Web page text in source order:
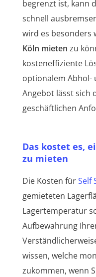
begrenzt ist, kann
schnell ausbremsen. In solchen
wird es besonders
Köln mieten zu
kosteneffiziente
optionalem Abhol-
Angebot lässt sich
geschäftlichen
Das kostet es,
zu mieten
Die Kosten fürSelf
gemieteten
Lagertemperatur
Aufbewahrung
wissen, welche
zukommen, wenn